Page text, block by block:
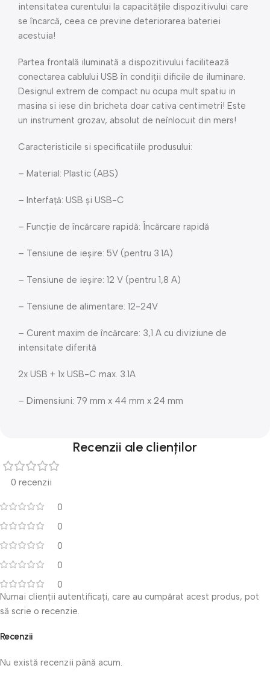
intensitatea curentului la capacitățile dispozitivului care
se încarcă, ceea ce previne deteriorarea bateriei
acestuia!
Partea frontală iluminată a dispozitivului facilitează
conectarea cablului USB în condiții dificile de iluminare.
Designul extrem de compact nu ocupa mult spatiu in
masina si iese din bricheta doar cativa centimetri! Este
un instrument grozav, absolut de neînlocuit din mers!
Caracteristicile si specificatiile produsului:
– Material: Plastic (ABS)
– Interfață: USB și USB-C
– Funcție de încărcare rapidă: Încărcare rapidă
– Tensiune de ieșire: 5V (pentru 3.1A)
– Tensiune de ieșire: 12 V (pentru 1,8 A)
– Tensiune de alimentare: 12-24V
– Curent maxim de încărcare: 3,1 A cu diviziune de
intensitate diferită
2x USB + 1x USB-C max. 3.1A
– Dimensiuni: 79 mm x 44 mm x 24 mm
Recenzii ale clienților
0 recenzii
0
0
0
0
0
Recenzii
Nu există recenzii până acum.
Numai clienții autentificați, care au cumpărat acest produs, pot
să scrie o recenzie.